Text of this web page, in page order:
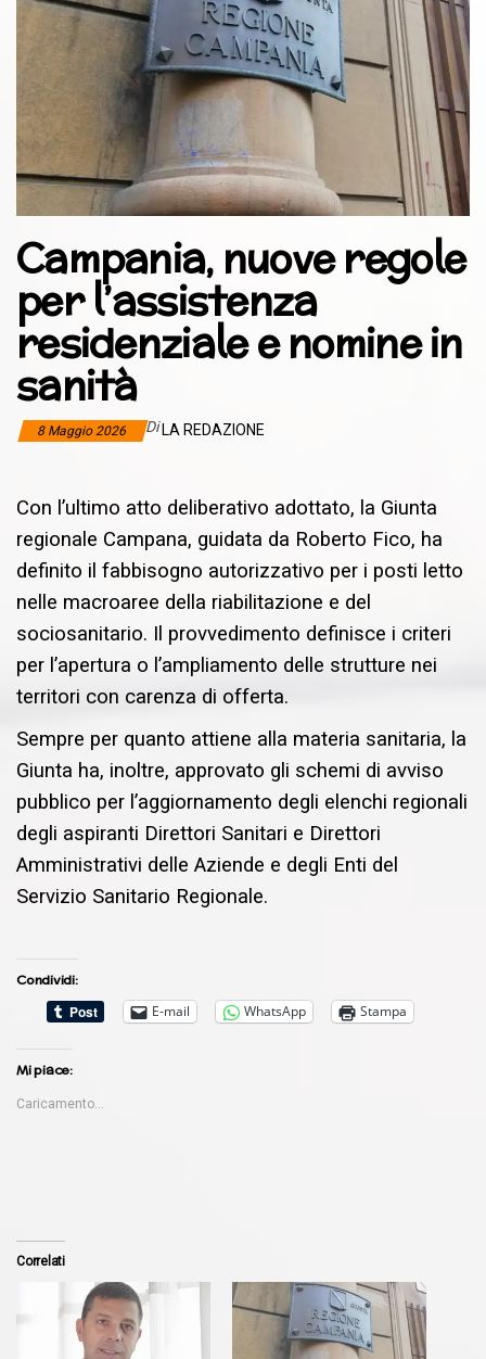
Campania, nuove regole
per l’assistenza
residenziale e nomine in
sanità
8 Maggio 2026 Di LA REDAZIONE
Con l’ultimo atto deliberativo adottato, la Giunta
regionale Campana, guidata da Roberto Fico, ha
definito il fabbisogno autorizzativo per i posti letto
nelle macroaree della riabilitazione e del
sociosanitario. Il provvedimento definisce i criteri
per l’apertura o l’ampliamento delle strutture nei
territori con carenza di offerta.
Sempre per quanto attiene alla materia sanitaria, la
Giunta ha, inoltre, approvato gli schemi di avviso
pubblico per l’aggiornamento degli elenchi regionali
degli aspiranti Direttori Sanitari e Direttori
Amministrativi delle Aziende e degli Enti del
Servizio Sanitario Regionale.
Condividi:
E-mail
WhatsApp Stampa
Mi piace:
Caricamento...
Correlati